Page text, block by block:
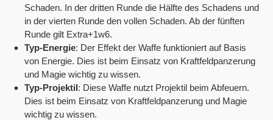
Schaden. In der dritten Runde die Hälfte des Schadens und
in der vierten Runde den vollen Schaden. Ab der fünften
Runde gilt Extra+1w6.
Typ-Energie: Der Effekt der Waffe funktioniert auf Basis
von Energie. Dies ist beim Einsatz von Kraftfeldpanzerung
und Magie wichtig zu wissen.
Typ-Projektil: Diese Waffe nutzt Projektil beim Abfeuern.
Dies ist beim Einsatz von Kraftfeldpanzerung und Magie
wichtig zu wissen.